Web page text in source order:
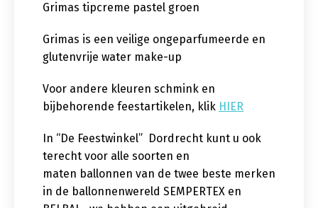
Grimas tipcreme pastel groen
Grimas is een veilige ongeparfumeerde en
glutenvrije water make-up
Voor andere kleuren schmink en
bijbehorende feestartikelen, klik HIER
In “De Feestwinkel” Dordrecht kunt u ook
terecht voor alle soorten en
maten ballonnen van de twee beste merken
in de ballonnenwereld SEMPERTEX en